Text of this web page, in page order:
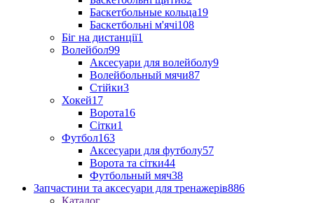
Баскетбольные кольца19
Баскетбольні м'ячі108
Біг на дистанції1
Волейбол99
Аксесуари для волейболу9
Волейбольный мячи87
Стійки3
Хокей17
Ворота16
Сітки1
Футбол163
Аксесуари для футболу57
Ворота та сітки44
Футбольный мяч38
Запчастини та аксесуари для тренажерів886
Каталог